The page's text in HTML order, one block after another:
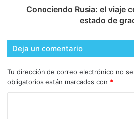
Conociendo Rusia: el viaje
estado de
Deja un comentario
Tu dirección de correo electrónico no
obligatorios están marcados con *